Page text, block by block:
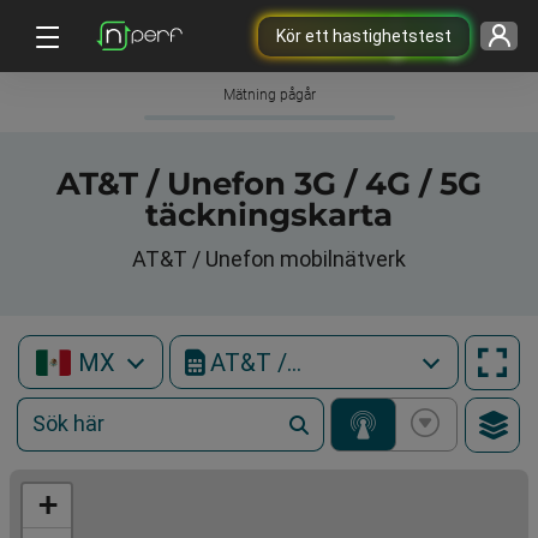
Kör ett hastighetstest
Mätning pågår
AT&T / Unefon 3G / 4G / 5G
täckningskarta
AT&T / Unefon mobilnätverk
MX AT&T / Unefon
+